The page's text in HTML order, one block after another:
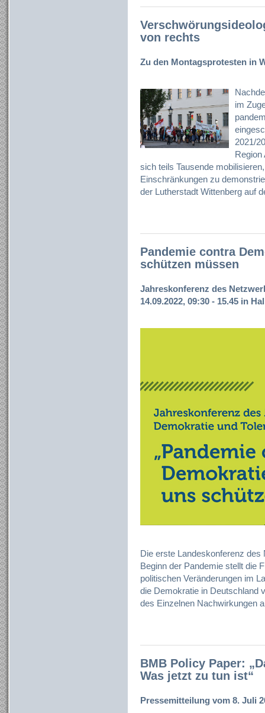
von rechts
Zu den Montagsprotesten in
im
2021/
Region
sich teils Tausende
Einschränkungen zu
der Lutherstadt Wittenberg auf
Pandemie contra
schützen müssen
Jahreskonferenz des
14.09.2022, 09:30 - 15.45 in
Die erste Landeskonferenz
Beginn der Pandemie stellt die
politischen Veränderungen im
die Demokratie in Deutschland
des Einzelnen Nachwirkungen
BMB Policy Paper:
Was jetzt zu tun ist“
Pressemitteilung vom 8. Juli